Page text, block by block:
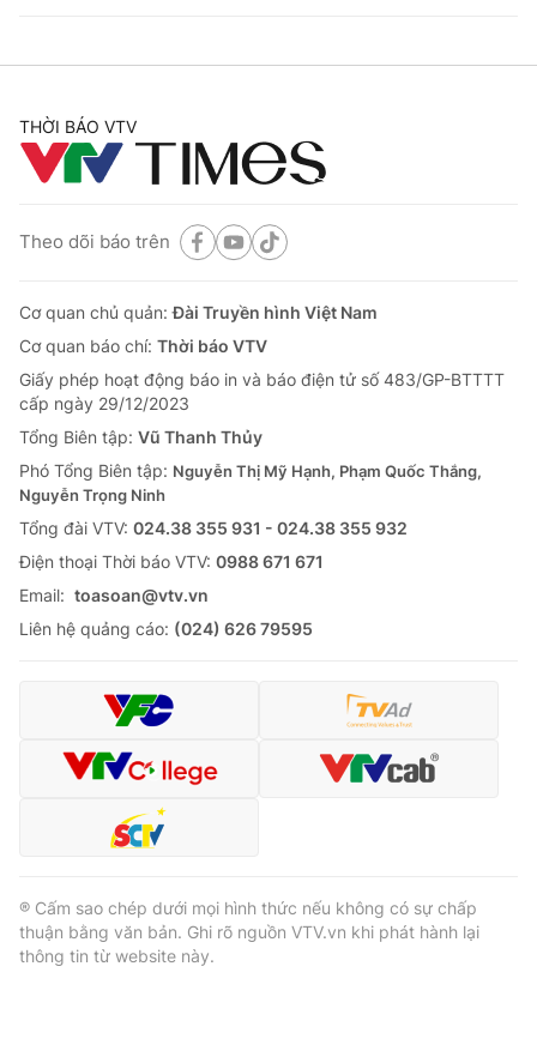
THỜI BÁO VTV
Theo dõi báo trên
Cơ quan chủ quản:Đài Truyền hình Việt Nam
Cơ quan báo chí: Thời báo VTV
Giấy phép hoạt động báo in và báo điện tử số 483/GP-BTTTT
cấp ngày 29/12/2023
Tổng Biên tập: Vũ Thanh Thủy
Phó Tổng Biên tập: Nguyễn Thị Mỹ Hạnh, Phạm Quốc Thắng,
Nguyễn Trọng Ninh
Tổng đài VTV: 024.38 355 931 - 024.38 355 932
Ðiện thoại Thời báo VTV: 0988 671 671
Email: toasoan@vtv.vn
Liên hệ quảng cáo: (024) 626 79595
® Cấm sao chép dưới mọi hình thức nếu không có sự chấp
thuận bằng văn bản. Ghi rõ nguồn VTV.vn khi phát hành lại
thông tin từ website này.